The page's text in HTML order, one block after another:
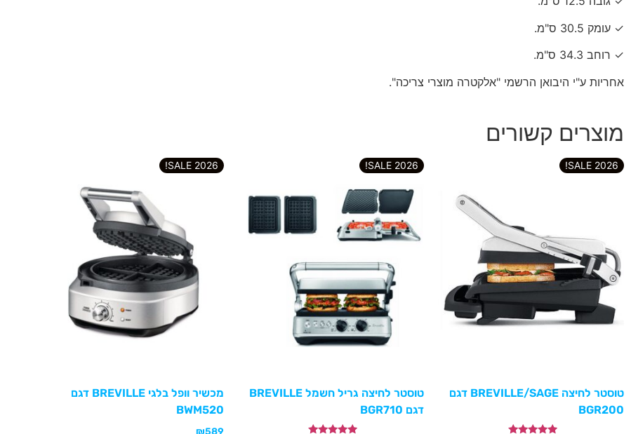
✓ עומק 30.5 ס"מ.
✓ רוחב 34.3 ס"מ.
אחריות ע"י היבואן הרשמי "אלקטרה מוצרי צריכה".
מוצרים קשורים
2026 SALE!
טוסטר לחיצה BREVILLE/SAGE דגם
BGR200
2026 SALE!
טוסטר לחיצה גריל חשמל BREVILLE
דגם BGR710
2026 SALE!
מכשיר וופל בלגי BREVILLE דגם
BWM520
₪589